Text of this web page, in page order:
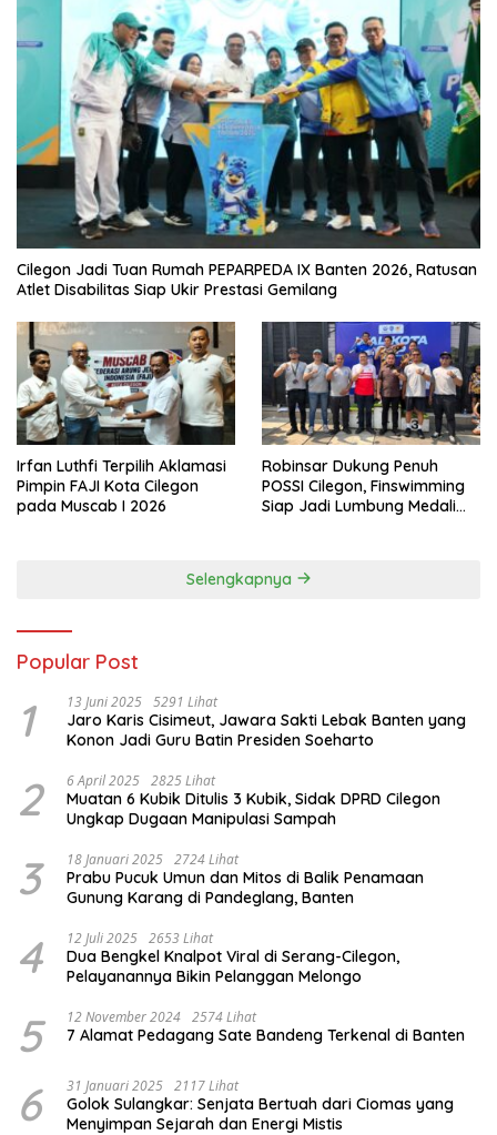
Cilegon Jadi Tuan Rumah PEPARPEDA IX Banten 2026, Ratusan
Atlet Disabilitas Siap Ukir Prestasi Gemilang
Irfan Luthfi Terpilih Aklamasi
Pimpin FAJI Kota Cilegon
pada Muscab I 2026
Robinsar Dukung Penuh
POSSI Cilegon, Finswimming
Siap Jadi Lumbung Medali
Selengkapnya
Popular Post
1 13 Juni 2025 5291 Lihat
Jaro Karis Cisimeut, Jawara Sakti Lebak Banten yang
Konon Jadi Guru Batin Presiden Soeharto
2 6 April 2025 2825 Lihat
Muatan 6 Kubik Ditulis 3 Kubik, Sidak DPRD Cilegon
Ungkap Dugaan Manipulasi Sampah
3 18 Januari 2025 2724 Lihat
Prabu Pucuk Umun dan Mitos di Balik Penamaan
Gunung Karang di Pandeglang, Banten
4 12 Juli 2025 2653 Lihat
Dua Bengkel Knalpot Viral di Serang-Cilegon,
Pelayanannya Bikin Pelanggan Melongo
5 12 November 2024 2574 Lihat
7 Alamat Pedagang Sate Bandeng Terkenal di Banten
6 31 Januari 2025 2117 Lihat
Golok Sulangkar: Senjata Bertuah dari Ciomas yang
Menyimpan Sejarah dan Energi Mistis